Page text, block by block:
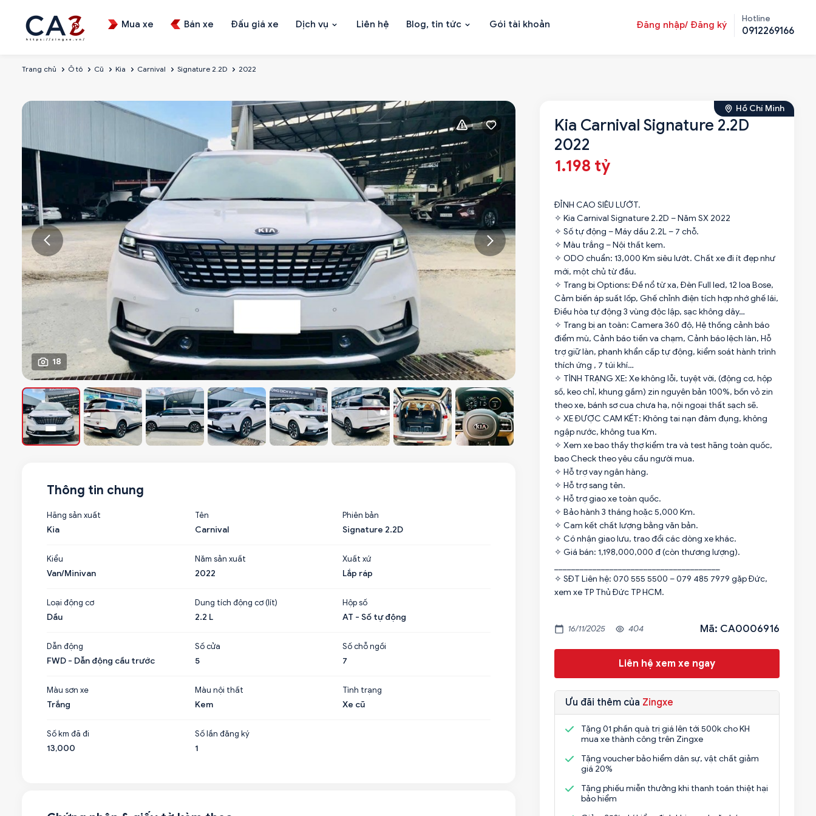
Mua xe Bán xe Đấu giá xe Dịch vụ Liên hệ Blog, tin tức Gói tài khoản Đăng nhập/ Đăng ký
Hotline
0912269166
Trang chủ Ô tô Cũ Kia Carnival Signature 2.2D 2022
18
Hồ Chí Minh
Kia Carnival Signature 2.2D
2022
1.198 tỷ
ĐỈNH CAO SIÊU LƯỚT.
✧ Kia Carnival Signature 2.2D – Năm SX 2022
✧ Số tự động – Máy dầu 2.2L – 7 chỗ.
✧ Màu trắng – Nội thất kem.
✧ ODO chuẩn: 13,000 Km siêu lướt. Chất xe đi ít đẹp như
mới, một chủ từ đầu.
✧ Trang bị Options: Đề nổ từ xa, Đèn Full led, 12 loa Bose,
Cảm biến áp suất lốp, Ghế chỉnh điện tích hợp nhớ ghế lái,
Điều hòa tự động 3 vùng độc lập, sạc không dây…
✧ Trang bị an toàn: Camera 360 độ, Hệ thống cảnh báo
điểm mù, Cảnh báo tiền va chạm, Cảnh báo lệch làn, Hỗ
trợ giữ làn, phanh khẩn cấp tự động, kiểm soát hành trình
thích ứng , 7 túi khí…
✧ TÌNH TRẠNG XE: Xe không lỗi, tuyệt vời, (động cơ, hộp
số, keo chỉ, khung gầm) zin nguyên bản 100%, bốn vỏ zin
theo xe, bánh sơ cua chưa hạ, nội ngoại thất sạch sẽ.
✧ XE ĐƯỢC CAM KẾT: Không tai nạn đâm đụng, không
ngập nước, không tua Km.
✧ Xem xe bao thầy thợ kiểm tra và test hãng toàn quốc,
bao Check theo yêu cầu người mua.
✧ Hỗ trợ vay ngân hàng.
✧ Hỗ trợ sang tên.
✧ Hỗ trợ giao xe toàn quốc.
✧ Bảo hành 3 tháng hoặc 5,000 Km.
✧ Cam kết chất lượng bằng văn bản.
✧ Có nhận giao lưu, trao đổi các dòng xe khác.
✧ Giá bán: 1,198,000,000 đ (còn thương lượng).
✧ SĐT Liên hệ: 070 555 5500 – 079 485 7979 gặp Đức,
xem xe TP Thủ Đức TP HCM.
16/11/2025 404 Mã: CA0006916
Liên hệ xem xe ngay
Ưu đãi thêm của Zingxe
Tặng 01 phần quà trị giá lên tới 500k cho KH
mua xe thành công trên Zingxe
Tặng voucher bảo hiểm dân sự, vật chất giảm
giá 20%
Tặng phiếu miễn thưởng khi thanh toán thiệt hại
bảo hiểm
Thông tin chung
Hãng sản xuất
Kia
Tên
Carnival
Phiên bản
Signature 2.2D
Kiểu
Van/Minivan
Năm sản xuất
2022
Xuất xứ
Lắp ráp
Loại động cơ
Dầu
Dung tích động cơ (lít)
2.2 L
Hộp số
AT - Số tự động
Dẫn động
FWD - Dẫn động cầu trước
Số cửa
5
Số chỗ ngồi
7
Màu sơn xe
Trắng
Màu nội thất
Kem
Tình trạng
Xe cũ
Số km đã đi
13,000
Số lần đăng ký
1